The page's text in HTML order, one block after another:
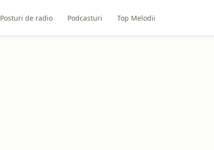
Posturi de radio Podcasturi Top Melodii